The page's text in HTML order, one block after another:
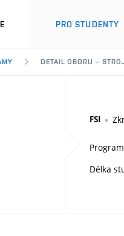
PRO STUDENTY
DETAIL OBORU –
FSI
Délka